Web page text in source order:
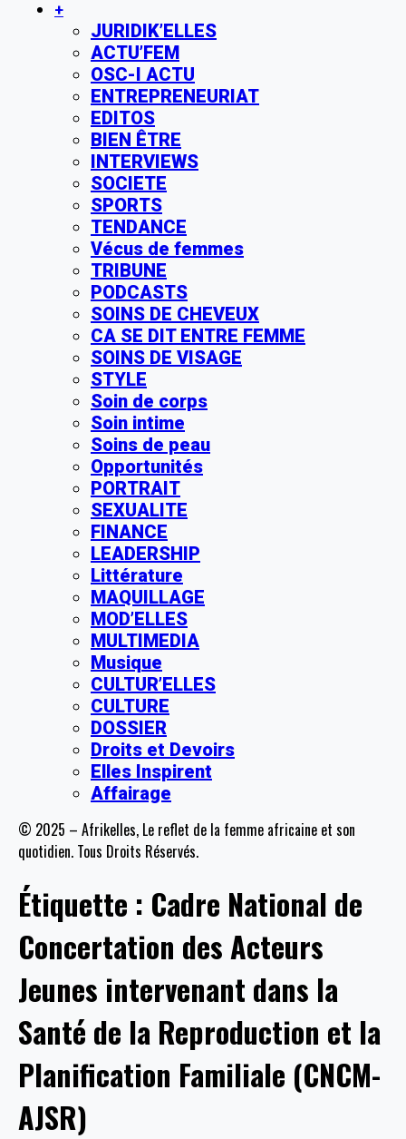
+
JURIDIK’ELLES
ACTU’FEM
OSC-I ACTU
ENTREPRENEURIAT
EDITOS
BIEN ÊTRE
INTERVIEWS
SOCIETE
SPORTS
TENDANCE
Vécus de femmes
TRIBUNE
PODCASTS
SOINS DE CHEVEUX
CA SE DIT ENTRE FEMME
SOINS DE VISAGE
STYLE
Soin de corps
Soin intime
Soins de peau
Opportunités
PORTRAIT
SEXUALITE
FINANCE
LEADERSHIP
Littérature
MAQUILLAGE
MOD’ELLES
MULTIMEDIA
Musique
CULTUR’ELLES
CULTURE
DOSSIER
Droits et Devoirs
Elles Inspirent
Affairage
© 2025 – Afrikelles, Le reflet de la femme africaine et son
quotidien. Tous Droits Réservés.
Étiquette : Cadre National de
Concertation des Acteurs
Jeunes intervenant dans la
Santé de la Reproduction et la
Planification Familiale (CNCM-
AJSR)